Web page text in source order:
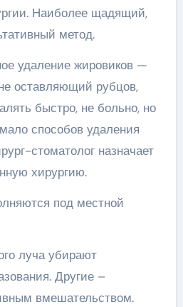
Наиболее щадящий,
метод.
удаление жировиков —
оставляющий рубцов,
быстро, не больно, но
способов удаления
стоматолог назначает
хирургию.
под местной
луча убирают
Другие –
вмешательством.